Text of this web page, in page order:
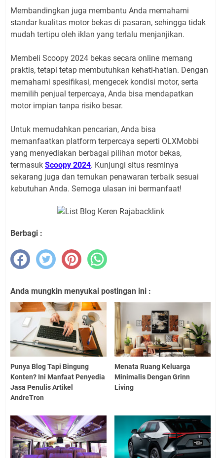
Membandingkan juga membantu Anda memahami
standar kualitas motor bekas di pasaran, sehingga tidak
mudah tertipu oleh iklan yang terlalu menjanjikan.
Membeli Scoopy 2024 bekas secara online memang
praktis, tetapi tetap membutuhkan kehati-hatian. Dengan
memahami spesifikasi, mengecek kondisi motor, serta
memilih penjual terpercaya, Anda bisa mendapatkan
motor impian tanpa risiko besar.
Untuk memudahkan pencarian, Anda bisa
memanfaatkan platform terpercaya seperti OLXMobbi
yang menyediakan berbagai pilihan motor bekas,
termasuk Scoopy 2024. Kunjungi situs resminya
sekarang juga dan temukan penawaran terbaik sesuai
kebutuhan Anda. Semoga ulasan ini bermanfaat!
Berbagi :
Anda mungkin menyukai postingan ini :
Punya Blog Tapi Bingung
Konten? Ini Manfaat Penyedia
Jasa Penulis Artikel
AndreTron
Menata Ruang Keluarga
Minimalis Dengan Grinn
Living